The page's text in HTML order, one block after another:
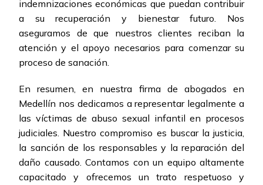
indemnizaciones económicas que puedan contribuir
a su recuperación y bienestar futuro. Nos
aseguramos de que nuestros clientes reciban la
atención y el apoyo necesarios para comenzar su
proceso de sanación.
En resumen, en nuestra firma de abogados en
Medellín nos dedicamos a representar legalmente a
las víctimas de abuso sexual infantil en procesos
judiciales. Nuestro compromiso es buscar la justicia,
la sanción de los responsables y la reparación del
daño causado. Contamos con un equipo altamente
capacitado y ofrecemos un trato respetuoso y